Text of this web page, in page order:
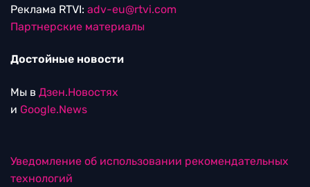
Реклама RTVI: adv-eu@rtvi.com
Партнерские материалы
Достойные новости
Мы в Дзен.Новостях
и Google.News
Уведомление об использовании рекомендательных
технологий